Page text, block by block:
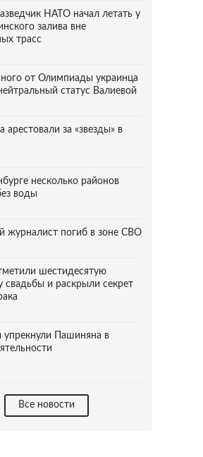
НАТО начал летать у
залива вне
трасс
от Олимпиады украинца
статус Валиевой
арестовали за «звезды» в
несколько районов
воды
журналист погиб в зоне СВО
шестидесятую
свадьбы и раскрыли секрет
упрекнули Пашиняна в
Все новости